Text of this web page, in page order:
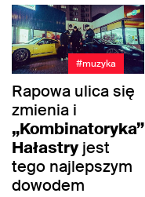
#muzyka
Rapowa ulica się
zmienia i
„Kombinatoryka”
Hałastry jest
tego najlepszym
dowodem